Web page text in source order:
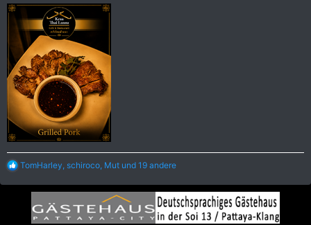
R
a
TomHarley, schiroco, Mut und 19 andere